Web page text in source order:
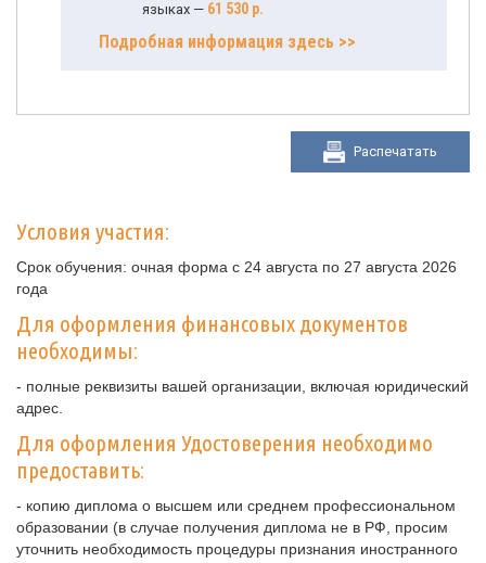
языках — 61 530 р.
Подробная информация здесь >>
Распечатать
Условия участия:
Срок обучения: очная форма с 24 августа по 27 августа 2026
года
Для оформления финансовых документов
необходимы:
- полные реквизиты вашей организации, включая юридический
адрес.
Для оформления Удостоверения необходимо
предоставить:
- копию диплома о высшем или среднем профессиональном
образовании (в случае получения диплома не в РФ, просим
уточнить необходимость процедуры признания иностранного